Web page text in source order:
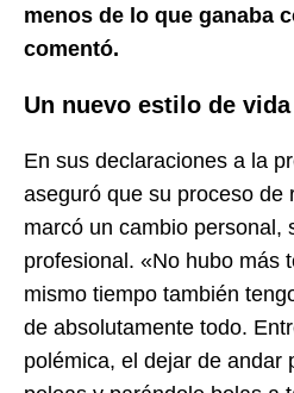
menos de lo que ganaba
comentó.
Un nuevo estilo de vida
En sus declaraciones a la
aseguró que su proceso de
marcó un cambio personal,
profesional. «No hubo más
mismo tiempo también
de absolutamente todo.
polémica, el dejar de andar